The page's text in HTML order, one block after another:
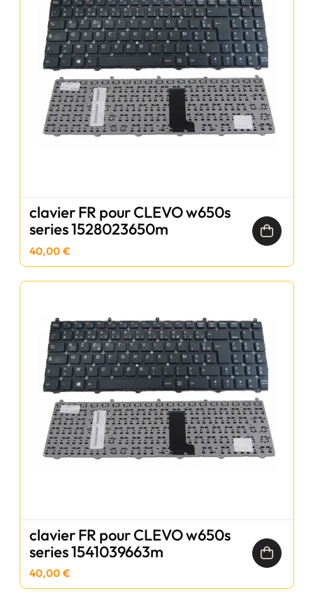
clavier FR pour CLEVO w650s
series 1528023650m
40,00 €
clavier FR pour CLEVO w650s
series 1541039663m
40,00 €